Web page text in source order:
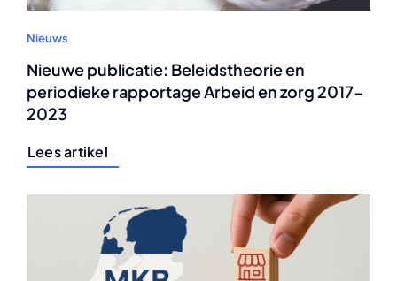
Nieuws
Nieuwe publicatie: Beleidstheorie en
periodieke rapportage Arbeid en zorg 2017-
2023
Lees artikel